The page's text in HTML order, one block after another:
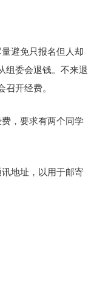
避免只报名但人却
组委会退钱。不来退
召开经费。
，要求有两个同学
地址，以用于邮寄